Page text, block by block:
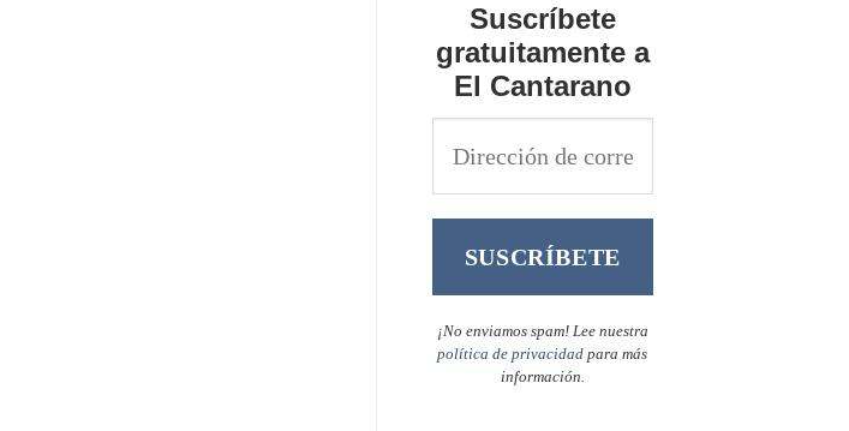
Suscríbete
gratuitamente a
El Cantarano
¡No enviamos spam! Lee nuestra
política de privacidad para más
información.